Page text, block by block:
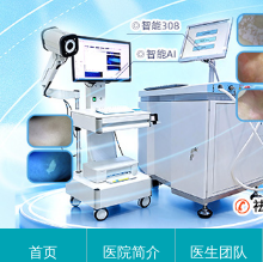
首页 医院简介 医生团队